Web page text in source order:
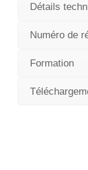
Détails
Numéro de
Formation